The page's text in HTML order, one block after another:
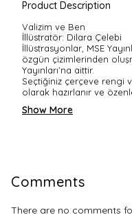
Product Description
Valizim ve Ben
İllüstratör: Dilara Çelebi
İllüstrasyonlar, MSE
özgün çizimlerinden
Yayınları’na aittir.
Seçtiğiniz çerçeve rengi
olarak hazırlanır ve
Show More
Comments
There are no comments